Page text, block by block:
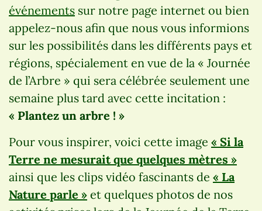
événements sur notre page internet ou bien
appelez-nous afin que nous vous informions
sur les possibilités dans les différents pays et
régions, spécialement en vue de la « Journée
de l’Arbre » qui sera célébrée seulement une
semaine plus tard avec cette incitation :
« Plantez un arbre ! »
Pour vous inspirer, voici cette image « Si la
Terre ne mesurait que quelques mètres »
ainsi que les clips vidéo fascinants de « La
Nature parle » et quelques photos de nos